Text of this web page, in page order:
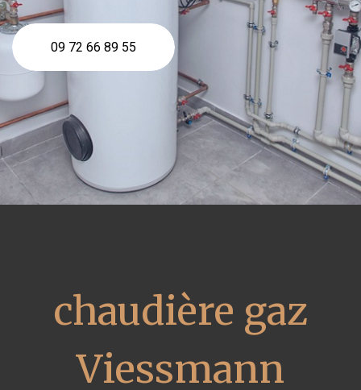
09 72 66 89 55
chaudière gaz
Viessmann